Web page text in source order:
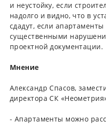
и неустойку, если
надолго и видно, что в
сдадут, если
существенными
проектной документации.
Мнение
Александр Спасов,
директора СК
- Апартаменты можно